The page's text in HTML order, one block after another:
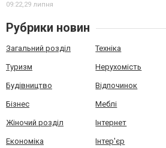
09:22,29 липня
Рубрики новин
Загальний розділ Техніка
Туризм Нерухомість
Будівництво Відпочинок
Бізнес Меблі
Жіночий розділ Інтернет
Економіка Інтер'єр